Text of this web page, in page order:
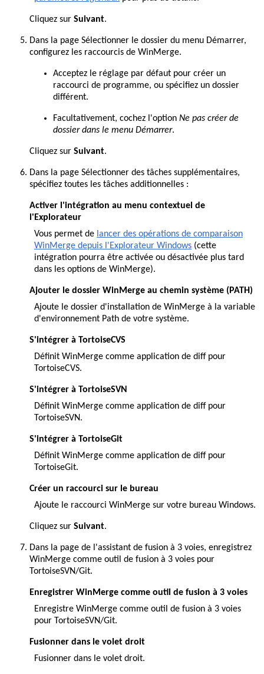
Cliquez sur Suivant.
Dans la page Sélectionner le dossier du menu Démarrer,
configurez les raccourcis de WinMerge.
Acceptez le réglage par défaut pour créer un
raccourci de programme, ou spécifiez un dossier
différent.
Facultativement, cochez l'option Ne pas créer de
dossier dans le menu Démarrer.
Cliquez sur Suivant.
Dans la page Sélectionner des tâches supplémentaires,
spécifiez toutes les tâches additionnelles :
Activer l'intégration au menu contextuel de
l'Explorateur
Vous permet de lancer des opérations de comparaison
WinMerge depuis l'Explorateur Windows (cette
intégration pourra être activée ou désactivée plus tard
dans les options de WinMerge).
Ajouter le dossier WinMerge au chemin système (PATH)
Ajoute le dossier d'installation de WinMerge à la variable
d'environnement Path de votre système.
S'intégrer à TortoiseCVS
Définit WinMerge comme application de diff pour
TortoiseCVS.
S'intégrer à TortoiseSVN
Définit WinMerge comme application de diff pour
TortoiseSVN.
S'intégrer à TortoiseGit
Définit WinMerge comme application de diff pour
TortoiseGit.
Créer un raccourci sur le bureau
Ajoute le raccourci WinMerge sur votre bureau Windows.
Cliquez sur Suivant.
Dans la page de l'assistant de fusion à 3 voies, enregistrez
WinMerge comme outil de fusion à 3 voies pour
TortoiseSVN/Git.
Enregistrer WinMerge comme outil de fusion à 3 voies
Enregistre WinMerge comme outil de fusion à 3 voies
pour TortoiseSVN/Git.
Fusionner dans le volet droit
Fusionner dans le volet droit.